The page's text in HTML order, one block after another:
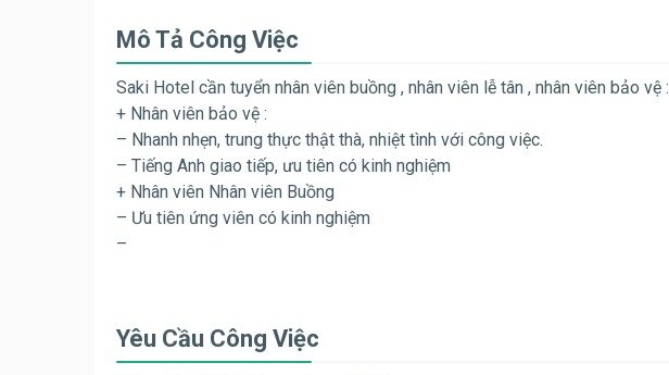
Mô Tả Công Việc
Saki Hotel cần tuyển nhân viên buồng , nhân viên lễ tân , nhân viên bảo vệ :
+ Nhân viên bảo vệ :
– Nhanh nhẹn, trung thực thật thà, nhiệt tình với công việc.
– Tiếng Anh giao tiếp, ưu tiên có kinh nghiệm
+ Nhân viên Nhân viên Buồng
– Ưu tiên ứng viên có kinh nghiệm
–
Yêu Cầu Công Việc